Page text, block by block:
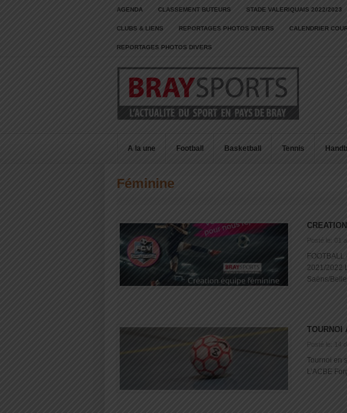
AGENDA CLASSEMENT BUTEURS STADE VALERIQUAIS 2022/2023
CLUBS & LIENS REPORTAGES PHOTOS DIVERS CALENDRIER
REPORTAGES PHOTOS DIVERS
A la une Football Basketball Tennis
Féminine
Posté le: 01
2021/2022
Saëns/
TOURNOI
Posté le: 14
Tournoi en
L’ACBE